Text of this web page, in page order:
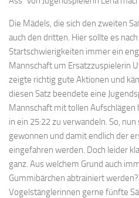
Die Mädels, die sich den zweiten
auch den dritten. Hier sollte es
Startschwierigkeiten immer ein
Mannschaft um Ersatzzuspielerin
zeigte richtig gute Aktionen und
diesen Satz beendete eine
Mannschaft mit tollen Aufschlägen
in ein 25:22 zu verwandeln. So,
gewonnen und damit endlich der
eingefahren werden. Doch leider
ganz. Aus welchem Grund auch
Gummibärchen abtrainiert
Vogelstänglerinnen gerne fünfte